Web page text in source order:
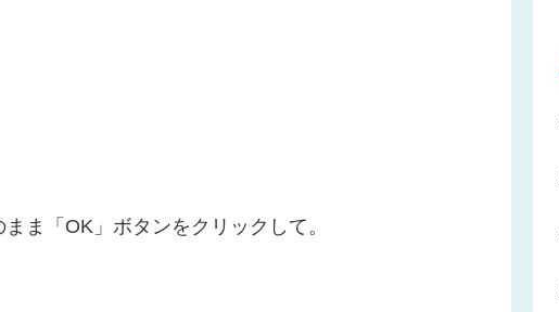
ま「OK」ボタンをクリックして。